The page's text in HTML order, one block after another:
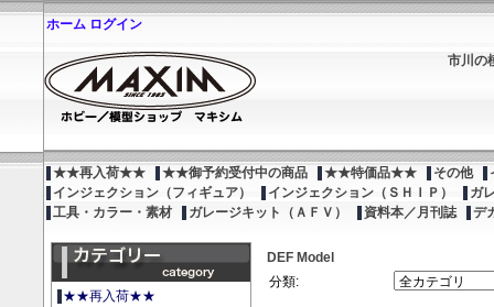
ホーム ログイン
市川の
★★再入荷★★ ★★御予約受付中の商品 ★★特価品★★ その他
インジェクション（フィギュア）
インジェクション（ＳＨＩＰ）
ガ
工具・カラー・素材
ガレージキット（ＡＦＶ） 資料本／月刊誌 デ
★★再入荷★★
DEF Model
分類: